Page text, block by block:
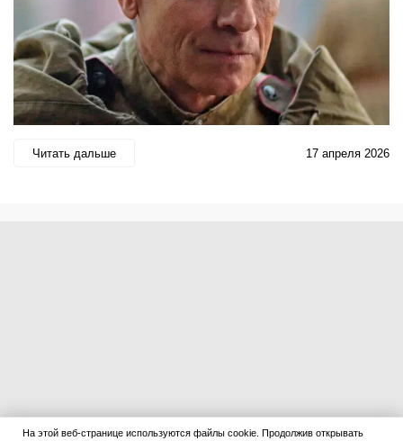
Читать дальше 17 апреля 2026
На этой веб-странице используются файлы cookie. Продолжив открывать